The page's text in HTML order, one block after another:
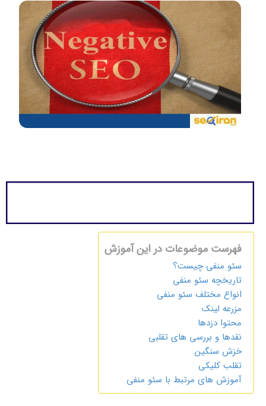
فهرست موضوعات در این آموزش
سئو منفی چیست؟
تاریخچه سئو منفی
انواع مختلف سئو منفی
مزرعه لینک
محتوا دزدها
نقدها و بررسی های تقلبی
خزش سنگین
تقلب کلیکی
آموزش های مرتبط با سئو منفی